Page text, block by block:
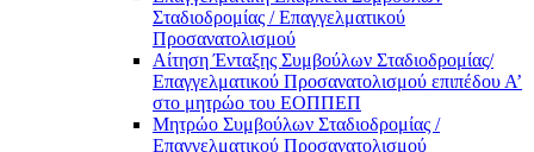
Σταδιοδρομίας / Επαγγελματικού
Προσανατολισμού
Αίτηση Ένταξης Συμβούλων Σταδιοδρομίας/
Επαγγελματικού Προσανατολισμού επιπέδου Α’
στο μητρώο του ΕΟΠΠΕΠ
Μητρώο Συμβούλων Σταδιοδρομίας /
Επαγγελματικού Προσανατολισμού